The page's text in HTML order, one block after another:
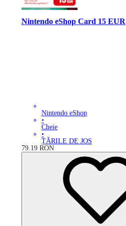
Nintendo eShop Card 15 EUR
Nintendo eShop
•
Cheie
•
ȚĂRILE DE JOS
79.19 RON